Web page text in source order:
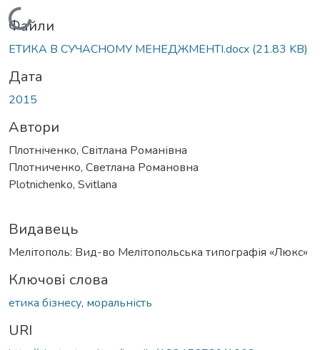
Вантажиться...
Файли
ЕТИКА В СУЧАСНОМУ МЕНЕДЖМЕНТІ.docx (21.83 KB)
Дата
2015
Автори
Плотніченко, Світлана Романівна
Плотниченко, Светлана Романовна
Plotnichenko, Svitlana
Видавець
Мелітополь: Вид-во Мелітопольська типографія «Люкс»
Ключові слова
етика бізнесу, моральність
URI